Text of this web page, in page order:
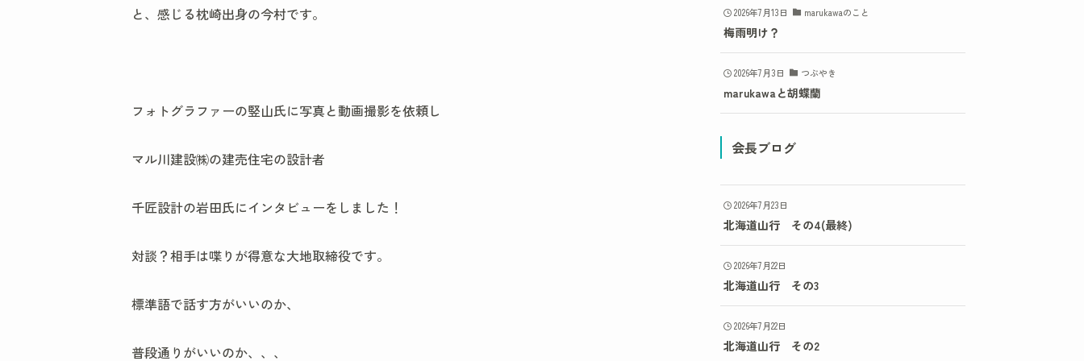
と、感じる枕崎出身の今村です。
フォトグラファーの竪山氏に写真と動画撮影を依頼し
マル川建設㈱の建売住宅の設計者
千匠設計の岩田氏にインタビューをしました！
対談？相手は喋りが得意な大地取締役です。
標準語で話す方がいいのか、
普段通りがいいのか、、、
2026年7月13日 marukawaのこと
梅雨明け？
2026年7月3日 つぶやき
marukawaと胡蝶蘭
会長ブログ
2026年7月23日
北海道山行 その4(最終)
2026年7月22日
北海道山行 その3
2026年7月22日
北海道山行 その2